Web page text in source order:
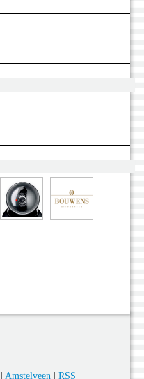
Amstelveen| RSS